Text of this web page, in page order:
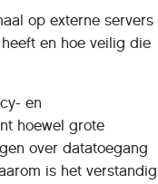
op externe servers
en hoe veilig die
en
hoewel grote
over datatoegang
is het verstandig